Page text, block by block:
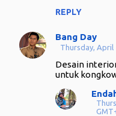
REPLY
Bang Day
Thursday, April
Desain
untuk